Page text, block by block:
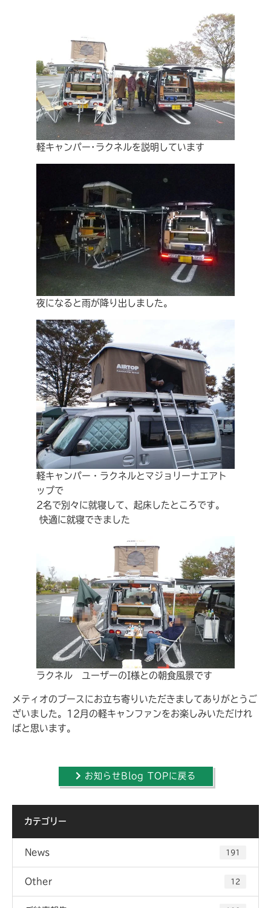
軽キャンパー･ラクネルを説明しています
夜になると雨が降り出しました。
軽キャンパー・ラクネルとマジョリーナエアト
ップで
2名で別々に就寝して、起床したところです。
快適に就寝できました
ラクネル ユーザーのI様との朝食風景です
メティオのブースにお立ち寄りいただきましてありがとうご
ざいました。12月の軽キャンファンをお楽しみいただけれ
ばと思います。
お知らせBlog TOPに戻る
カテゴリー
News 191
Other 12